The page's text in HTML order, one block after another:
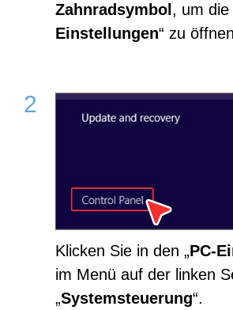
Zahnradsymbol , um die
Einstellungen“ zu
Klicken Sie in den „PC-
im Menü auf der linken
„Systemsteuerung“.